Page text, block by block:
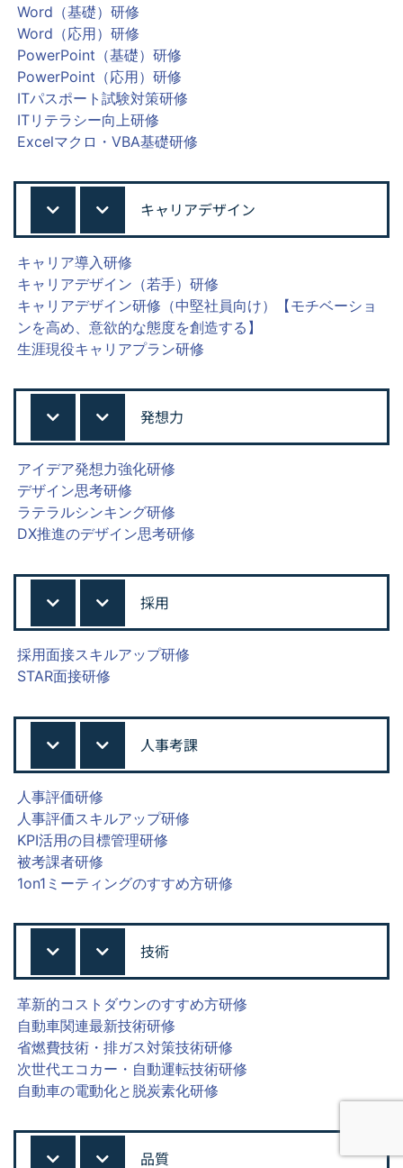
Word（基礎）研修
Word（応用）研修
PowerPoint（基礎）研修
PowerPoint（応用）研修
ITパスポート試験対策研修
ITリテラシー向上研修
Excelマクロ・VBA基礎研修
キャリアデザイン
キャリア導入研修
キャリアデザイン（若手）研修
キャリアデザイン研修（中堅社員向け）【モチベーショ
ンを高め、意欲的な態度を創造する】
生涯現役キャリアプラン研修
発想力
アイデア発想力強化研修
デザイン思考研修
ラテラルシンキング研修
DX推進のデザイン思考研修
採用
採用面接スキルアップ研修
STAR面接研修
人事考課
人事評価研修
人事評価スキルアップ研修
KPI活用の目標管理研修
被考課者研修
1on1ミーティングのすすめ方研修
技術
革新的コストダウンのすすめ方研修
自動車関連最新技術研修
省燃費技術・排ガス対策技術研修
次世代エコカー・自動運転技術研修
自動車の電動化と脱炭素化研修
品質